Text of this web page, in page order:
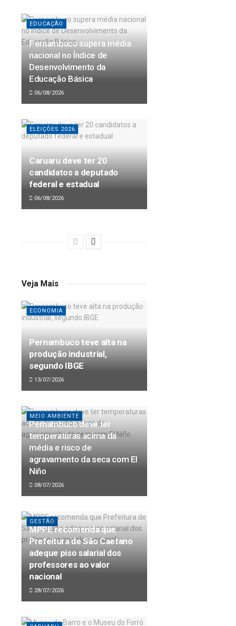
EDUCAÇÃO
Pernambuco supera média
nacional no Índice de
Desenvolvimento da
Educação Básica
06/08/2026
ELEIÇÕES 2026
Caruaru deve ter 20
candidatos a deputado
federal e estadual
06/08/2026
Veja Mais
ECONOMIA
Pernambuco teve alta na
produção industrial,
segundo IBGE
13/07/2026
MEIO AMBIENTE
Pernambuco deve ter
temperaturas acima da
média e risco de
agravamento da seca com El
Niño
08/07/2026
GESTÃO
MPPE recomenda que
Prefeitura de São Caetano
adeque piso salarial dos
professores ao valor
nacional
28/07/2026